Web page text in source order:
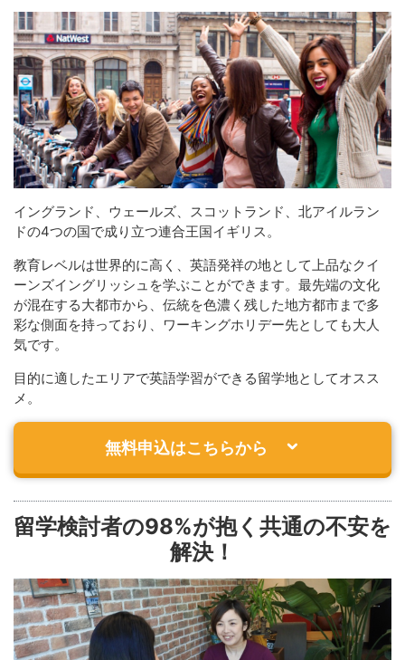
イングランド、ウェールズ、スコットランド、北アイルラン
ドの4つの国で成り立つ連合王国イギリス。
教育レベルは世界的に高く、英語発祥の地として上品なクイ
ーンズイングリッシュを学ぶことができます。最先端の文化
が混在する大都市から、伝統を色濃く残した地方都市まで多
彩な側面を持っており、ワーキングホリデー先としても大人
気です。
目的に適したエリアで英語学習ができる留学地としてオスス
メ。
無料申込はこちらから
留学検討者の98%が抱く共通の不安を
解決！